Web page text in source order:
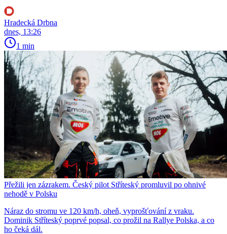
Hradecká Drbna
dnes, 13:26
1 min
Přežili jen zázrakem. Český pilot Stříteský promluvil po ohnivé
nehodě v Polsku
Náraz do stromu ve 120 km/h, oheň, vyprošťování z vraku.
Dominik Stříteský poprvé popsal, co prožil na Rallye Polska, a co
ho čeká dál.